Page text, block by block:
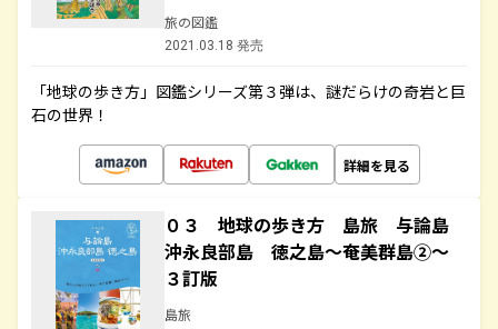
旅の図鑑
2021.03.18 発売
「地球の歩き方」図鑑シリーズ第３弾は、謎だらけの奇岩と巨
石の世界！
詳細を見る
０３ 地球の歩き方 島旅 与論島
沖永良部島 徳之島～奄美群島②～
３訂版
島旅